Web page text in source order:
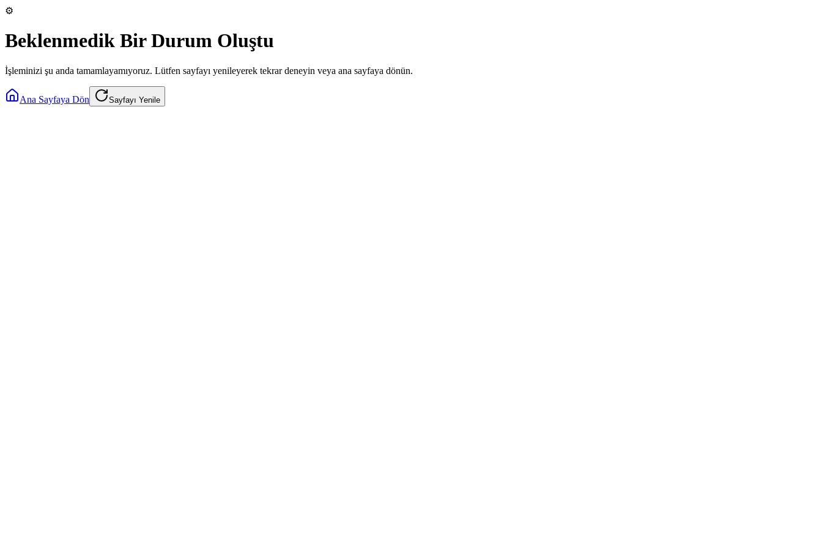
⚙️
Beklenmedik Bir Durum Oluştu
İşleminizi şu anda tamamlayamıyoruz. Lütfen sayfayı yenileyerek tekrar deneyin veya ana sayfaya dönün.
Ana Sayfaya Dön Sayfayı Yenile